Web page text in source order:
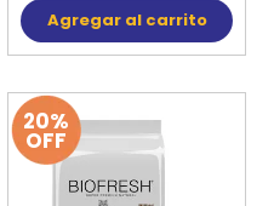
Agregar al carrito
20%
OFF